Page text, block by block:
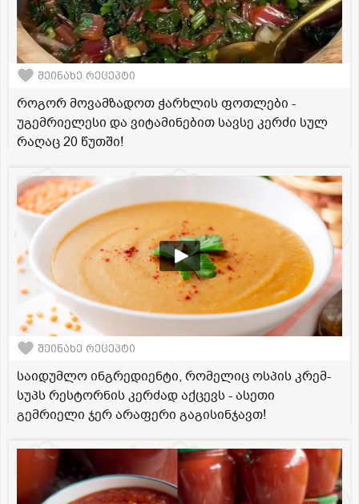
შეინახე რეცეპტი
როგორ მოვამზადოთ ჭარხლის ფოთლები -
უგემრიელესი და ვიტამინებით სავსე კერძი სულ
რაღაც 20 წუთში!
შეინახე რეცეპტი
საიდუმლო ინგრედიენტი, რომელიც ოსპის კრემ-
სუპს რესტორნის კერძად აქცევს - ასეთი
გემრიელი ჯერ არაფერი გაგისინჯავთ!